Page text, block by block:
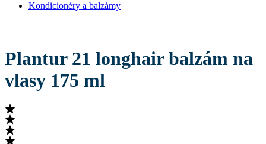
Kondicionéry a balzámy
Plantur 21 longhair balzám na
vlasy 175 ml